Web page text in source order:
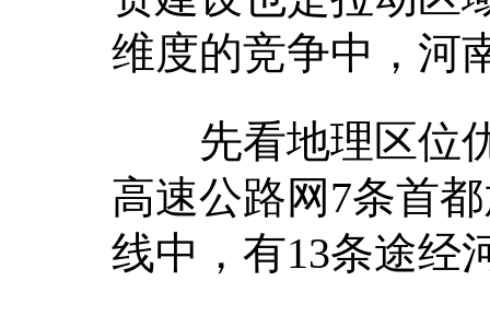
维度的竞争中，河
先看地理区位优
高速公路网7条首
线中，有13条途经